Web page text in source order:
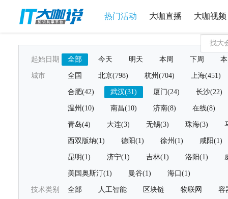
热门活动 大咖直播 大咖视频
起始日期 全部 今天 明天 本周 下周
城市 全国 北京(798) 杭州(704) 上海(451)
合肥(42) 武汉(31) 厦门(24) 长沙(22)
温州(10) 南昌(10) 济南(8) 在线(8)
青岛(4) 大连(3) 无锡(3) 珠海(3)
西双版纳(1) 德阳(1) 徐州(1) 咸阳(1)
昆明(1) 济宁(1) 吉林(1) 洛阳(1)
美国奥斯汀(1) 曼谷(1) 海口(1)
技术类别 全部 人工智能 区块链 物联网 容